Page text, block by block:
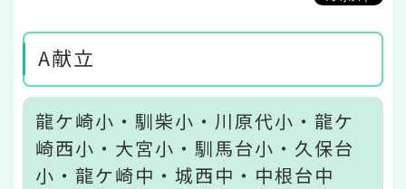
A献立
龍ケ崎小・馴柴小・川原代小・龍ケ
崎西小・大宮小・馴馬台小・久保台
小・龍ケ崎中・城西中・中根台中